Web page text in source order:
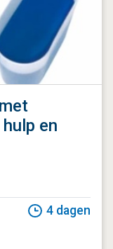
en
4 dagen